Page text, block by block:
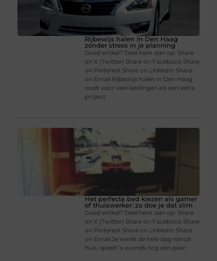
Rijbewijs halen in Den Haag
zonder stress in je planning
Goed artikel? Deel hem dan op: Share
on X (Twitter) Share on Facebook Share
on Pinterest Share on LinkedIn Share
on Email Rijbewijs halen in Den Haag
voelt voor veel leerlingen als een extra
project
Het perfecte bed kiezen als gamer
of thuiswerker: zo doe je dat slim
Goed artikel? Deel hem dan op: Share
on X (Twitter) Share on Facebook Share
on Pinterest Share on LinkedIn Share
on Email Je werkt de hele dag vanuit
huis, speelt ’s avonds nog een paar